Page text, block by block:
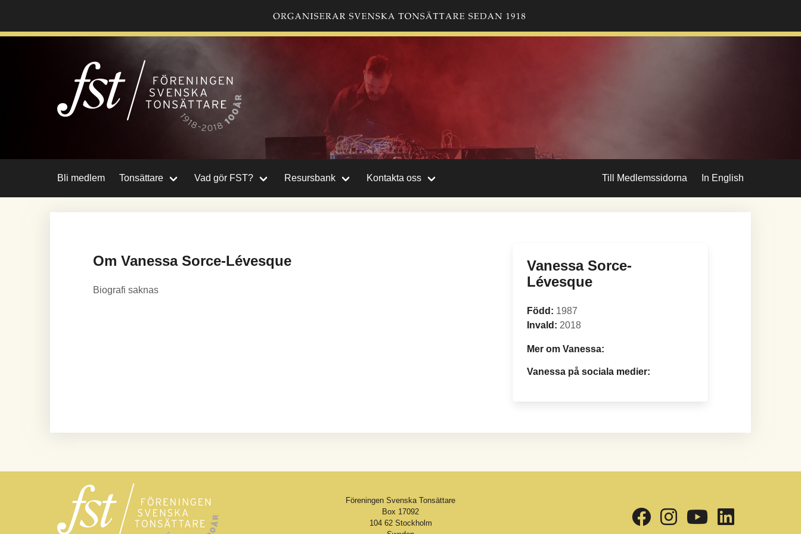
huvudinnehåll
Bli medlem Tonsättare Vad gör FST? Resursbank Kontakta oss Till Medlemssidorna In English
Om Vanessa Sorce-Lévesque
Biografi saknas
Vanessa Sorce-
Lévesque
Född: 1987
Invald: 2018
Mer om Vanessa:
Vanessa på sociala medier:
Föreningen Svenska Tonsättare
Box 17092
104 62 Stockholm